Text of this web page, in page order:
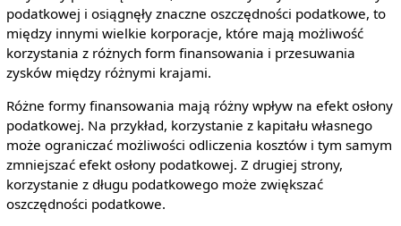
podatkowej i osiągnęły znaczne oszczędności podatkowe, to
między innymi wielkie korporacje, które mają możliwość
korzystania z różnych form finansowania i przesuwania
zysków między różnymi krajami.
Różne formy finansowania mają różny wpływ na efekt osłony
podatkowej. Na przykład, korzystanie z kapitału własnego
może ograniczać możliwości odliczenia kosztów i tym samym
zmniejszać efekt osłony podatkowej. Z drugiej strony,
korzystanie z długu podatkowego może zwiększać
oszczędności podatkowe.